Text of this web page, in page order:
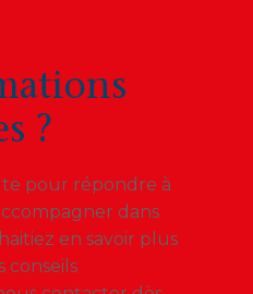
?
pour répondre à
dans
en savoir plus
conseils